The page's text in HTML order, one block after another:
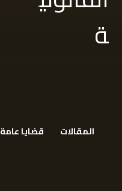
المقالات قضايا عامة